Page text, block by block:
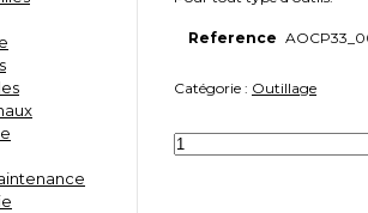
Reference
Catégorie : Outillage
quantité
de